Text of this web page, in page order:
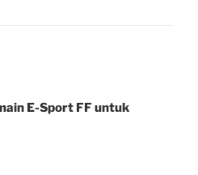
E-Sport FF untuk